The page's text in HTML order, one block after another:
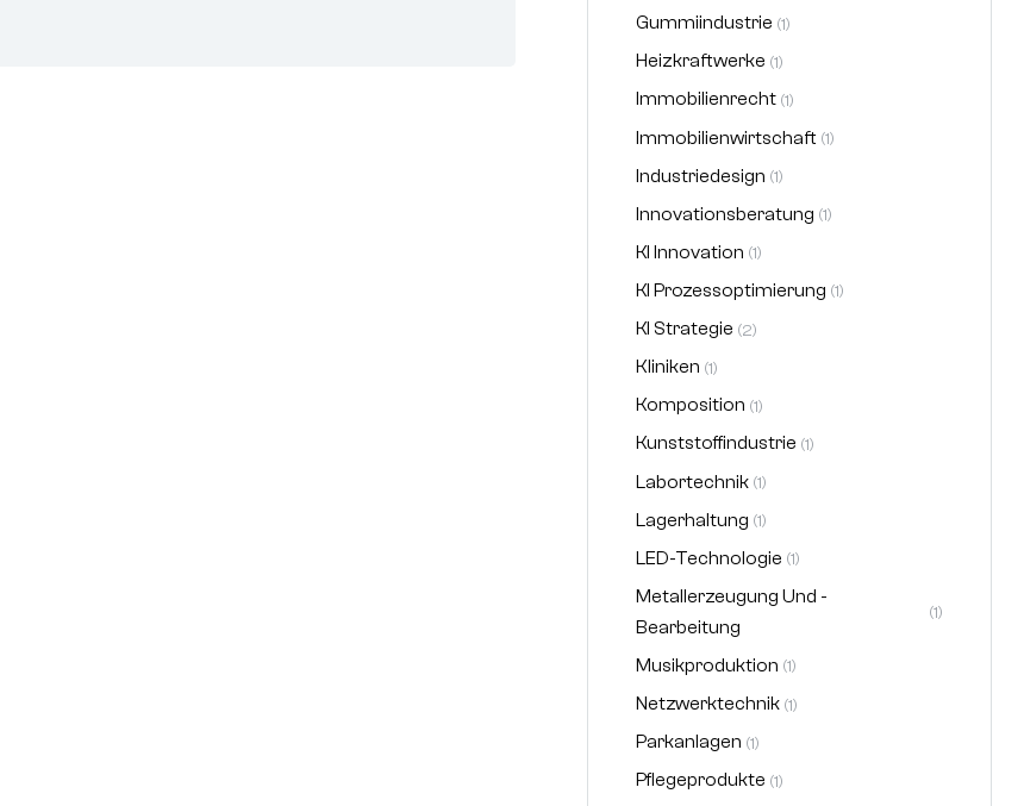
Gummiindustrie (1)
Heizkraftwerke (1)
Immobilienrecht (1)
Immobilienwirtschaft (1)
Industriedesign (1)
Innovationsberatung (1)
KI Innovation (1)
KI Prozessoptimierung (1)
KI Strategie (2)
Kliniken (1)
Komposition (1)
Kunststoffindustrie (1)
Labortechnik (1)
Lagerhaltung (1)
LED-Technologie (1)
Metallerzeugung Und -
Bearbeitung
(1)
Musikproduktion (1)
Netzwerktechnik (1)
Parkanlagen (1)
Pflegeprodukte (1)